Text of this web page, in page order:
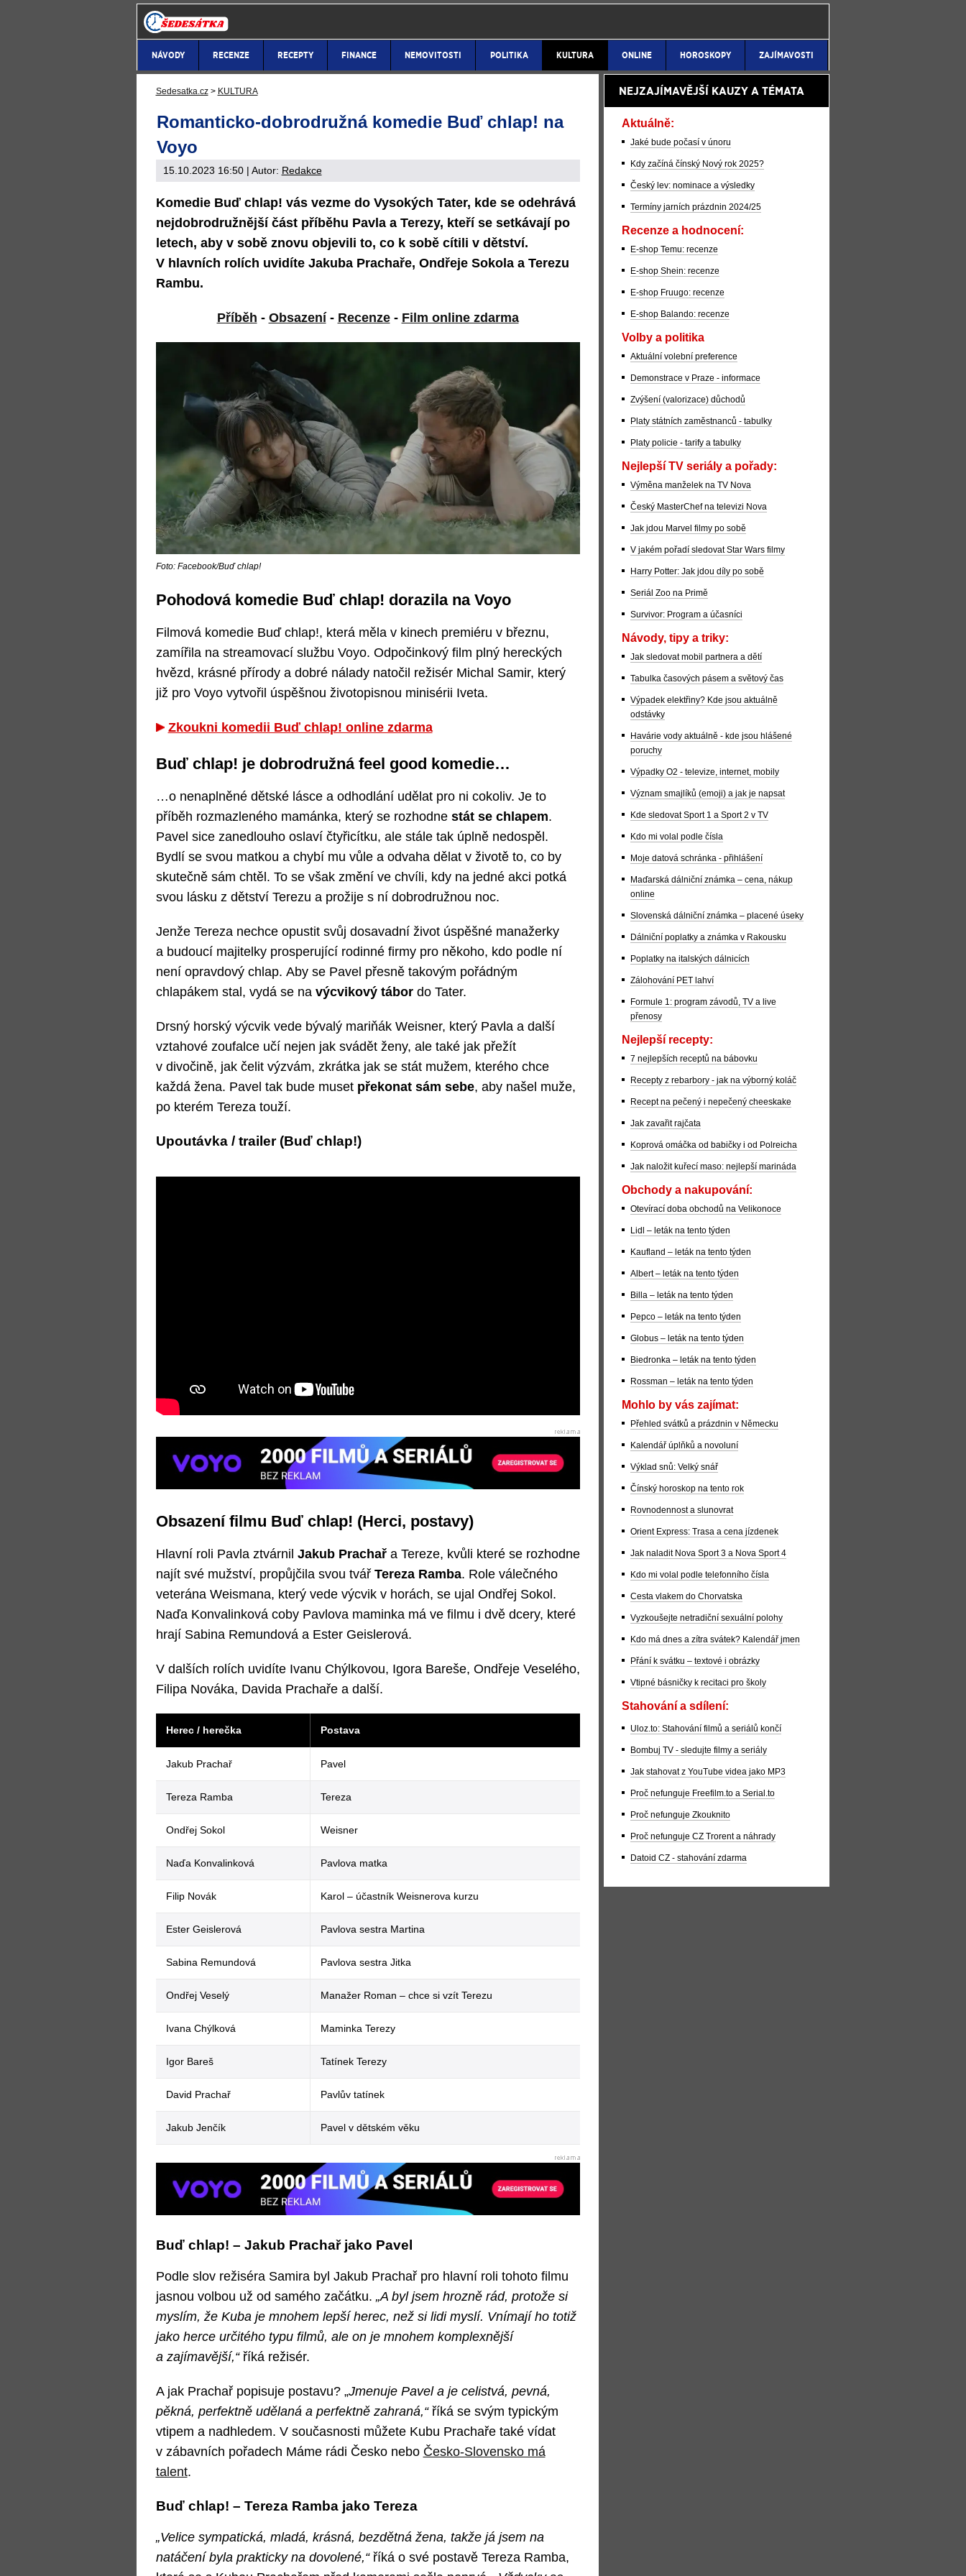
NÁVODY RECENZE RECEPTY FINANCE NEMOVITOSTI POLITIKA KULTURA ONLINE HOROSKOPY ZAJÍMAVOSTI
Sedesatka.cz > KULTURA
Romanticko-dobrodružná komedie Buď chlap! na
Voyo
15.10.2023 16:50| Autor: Redakce
Komedie Buď chlap! vás vezme do Vysokých Tater, kde se odehrává
nejdobrodružnější část příběhu Pavla a Terezy, kteří se setkávají po
letech, aby v sobě znovu objevili to, co k sobě cítili v dětství.
V hlavních rolích uvidíte Jakuba Prachaře, Ondřeje Sokola a Terezu
Rambu.
Příběh - Obsazení- Recenze- Film online zdarma
Foto: Facebook/Buď chlap!
Pohodová komedie Buď chlap! dorazila na Voyo
Filmová komedie Buď chlap!, která měla v kinech premiéru v březnu,
zamířila na streamovací službu Voyo. Odpočinkový film plný hereckých
hvězd, krásné přírody a dobré nálady natočil režisér Michal Samir, který
již pro Voyo vytvořil úspěšnou životopisnou minisérii Iveta.
Zkoukni komedii Buď chlap! online zdarma
Buď chlap! je dobrodružná feel good komedie…
…o nenaplněné dětské lásce a odhodlání udělat pro ni cokoliv. Je to
příběh rozmazleného mamánka, který se rozhodne stát se chlapem.
Pavel sice zanedlouho oslaví čtyřicítku, ale stále tak úplně nedospěl.
Bydlí se svou matkou a chybí mu vůle a odvaha dělat v životě to, co by
skutečně sám chtěl. To se však změní ve chvíli, kdy na jedné akci potká
svou lásku z dětství Terezu a prožije s ní dobrodružnou noc.
Jenže Tereza nechce opustit svůj dosavadní život úspěšné manažerky
a budoucí majitelky prosperující rodinné firmy pro někoho, kdo podle ní
není opravdový chlap. Aby se Pavel přesně takovým pořádným
chlapákem stal, vydá se na výcvikový tábordo Tater.
Drsný horský výcvik vede bývalý mariňák Weisner, který Pavla a další
vztahové zoufalce učí nejen jak svádět ženy, ale také jak přežít
v divočině, jak čelit výzvám, zkrátka jak se stát mužem, kterého chce
každá žena. Pavel tak bude muset překonat sám sebe, aby našel muže,
po kterém Tereza touží.
Upoutávka / trailer (Buď chlap!)
Obsazení filmu Buď chlap! (Herci, postavy)
Hlavní roli Pavla ztvárnil Jakub Prachař a Tereze, kvůli které se rozhodne
najít své mužství, propůjčila svou tvář Tereza Ramba. Role válečného
veterána Weismana, který vede výcvik v horách, se ujal Ondřej Sokol.
Naďa Konvalinková coby Pavlova maminka má ve filmu i dvě dcery, které
hrají Sabina Remundová a Ester Geislerová.
V dalších rolích uvidíte Ivanu Chýlkovou, Igora Bareše, Ondřeje Veselého,
Filipa Nováka, Davida Prachaře a další.
Herec / herečka Postava
Jakub Prachař Pavel
Tereza Ramba Tereza
Ondřej Sokol Weisner
Naďa Konvalinková Pavlova matka
Filip Novák Karol –⁠ účastník Weisnerova kurzu
Ester Geislerová Pavlova sestra Martina
Sabina Remundová Pavlova sestra Jitka
Ondřej Veselý Manažer Roman –⁠ chce si vzít Terezu
Ivana Chýlková Maminka Terezy
Igor Bareš Tatínek Terezy
David Prachař Pavlův tatínek
Jakub Jenčík Pavel v dětském věku
Buď chlap! –⁠ Jakub Prachař jako Pavel
Podle slov režiséra Samira byl Jakub Prachař pro hlavní roli tohoto filmu
jasnou volbou už od samého začátku. „A byl jsem hrozně rád, protože si
myslím, že Kuba je mnohem lepší herec, než si lidi myslí. Vnímají ho totiž
jako herce určitého typu filmů, ale on je mnohem komplexnější
a zajímavější,“říká režisér.
A jak Prachař popisuje postavu? „Jmenuje Pavel a je celistvá, pevná,
pěkná, perfektně udělaná a perfektně zahraná,“říká se svým typickým
vtipem a nadhledem. V současnosti můžete Kubu Prachaře také vídat
v zábavních pořadech Máme rádi Česko nebo Česko-Slovensko má
talent.
Buď chlap! –⁠ Tereza Ramba jako Tereza
„Velice sympatická, mladá, krásná, bezdětná žena, takže já jsem na
natáčení byla prakticky na dovolené,“říká o své postavě Tereza Ramba,
NEJZAJÍMAVĚJŠÍ KAUZY A TÉMATA
Aktuálně:
Jaké bude počasí v únoru
Kdy začíná čínský Nový rok 2025?
Český lev: nominace a výsledky
Termíny jarních prázdnin 2024/25
Recenze a hodnocení:
E-shop Temu: recenze
E-shop Shein: recenze
E-shop Fruugo: recenze
E-shop Balando: recenze
Volby a politika
Aktuální volební preference
Demonstrace v Praze - informace
Zvýšení (valorizace) důchodů
Platy státních zaměstnanců - tabulky
Platy policie - tarify a tabulky
Nejlepší TV seriály a pořady:
Výměna manželek na TV Nova
Český MasterChef na televizi Nova
Jak jdou Marvel filmy po sobě
V jakém pořadí sledovat Star Wars filmy
Harry Potter: Jak jdou díly po sobě
Seriál Zoo na Primě
Survivor: Program a účasníci
Návody, tipy a triky:
Jak sledovat mobil partnera a dětí
Tabulka časových pásem a světový čas
Výpadek elektřiny? Kde jsou aktuálně
odstávky
Havárie vody aktuálně - kde jsou hlášené
poruchy
Výpadky O2 - televize, internet, mobily
Význam smajlíků (emoji) a jak je napsat
Kde sledovat Sport 1 a Sport 2 v TV
Kdo mi volal podle čísla
Moje datová schránka - přihlášení
Maďarská dálniční známka – cena, nákup
online
Slovenská dálniční známka – placené úseky
Dálniční poplatky a známka v Rakousku
Poplatky na italských dálnicích
Zálohování PET lahví
Formule 1: program závodů, TV a live
přenosy
Nejlepší recepty:
7 nejlepších receptů na bábovku
Recepty z rebarbory - jak na výborný koláč
Recept na pečený i nepečený cheeskake
Jak zavařit rajčata
Koprová omáčka od babičky i od Polreicha
Jak naložit kuřecí maso: nejlepší marináda
Obchody a nakupování:
Otevírací doba obchodů na Velikonoce
Lidl – leták na tento týden
Kaufland – leták na tento týden
Albert – leták na tento týden
Billa – leták na tento týden
Pepco – leták na tento týden
Globus – leták na tento týden
Biedronka – leták na tento týden
Rossman – leták na tento týden
Mohlo by vás zajímat:
Přehled svátků a prázdnin v Německu
Kalendář úplňků a novoluní
Výklad snů: Velký snář
Čínský horoskop na tento rok
Rovnodennost a slunovrat
Orient Express: Trasa a cena jízdenek
Jak naladit Nova Sport 3 a Nova Sport 4
Kdo mi volal podle telefonního čísla
Cesta vlakem do Chorvatska
Vyzkoušejte netradiční sexuální polohy
Kdo má dnes a zítra svátek? Kalendář jmen
Přání k svátku – textové i obrázky
Vtipné básničky k recitaci pro školy
Stahování a sdílení:
Uloz.to: Stahování filmů a seriálů končí
Bombuj TV - sledujte filmy a seriály
Jak stahovat z YouTube videa jako MP3
Proč nefunguje Freefilm.to a Serial.to
Proč nefunguje Zkouknito
Proč nefunguje CZ Trorent a náhrady
Datoid CZ - stahování zdarma